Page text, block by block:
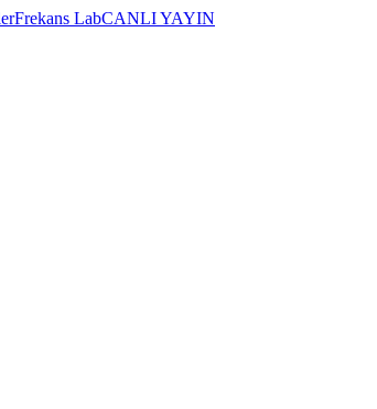
Frekans LabCANLI YAYIN